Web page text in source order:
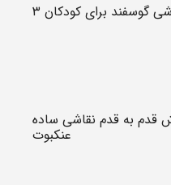
گوسفند برای کودکان ۳
قدم به قدم نقاشی ساده
عنکبوت